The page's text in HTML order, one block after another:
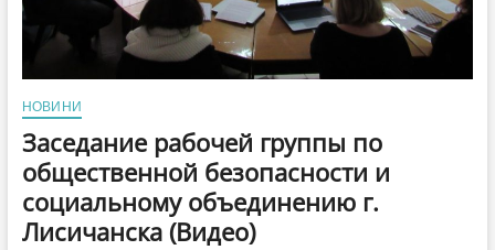
НОВИНИ
Заседание рабочей группы по
общественной безопасности и
социальному объединению г.
Лисичанска (Видео)